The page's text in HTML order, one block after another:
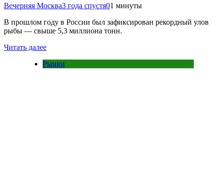
Вечерняя Москва3 года спустя01 минуты
В прошлом году в России был зафиксирован рекордный улов
рыбы — свыше 5,3 миллиона тонн.
Читать далее
Рынки